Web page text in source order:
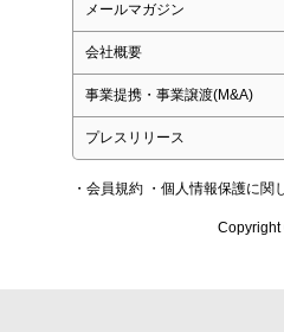
メールマガジン
会社概要
事業提携・事業譲渡(M&A)
プレスリリース
・会員規約 ・個人情報保護に関
Copyright